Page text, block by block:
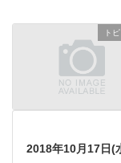
ト
2018年10月17日(